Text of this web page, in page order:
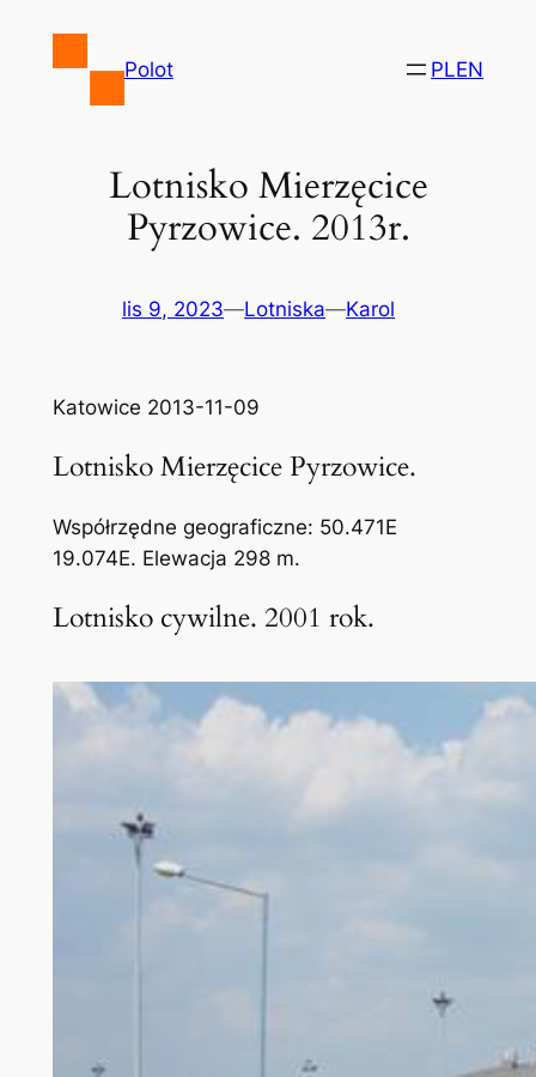
Polot PLEN
Lotnisko Mierzęcice
Pyrzowice. 2013r.
lis 9, 2023—Lotniska—Karol
Katowice 2013-11-09
Lotnisko Mierzęcice Pyrzowice.
Współrzędne geograficzne: 50.471E
19.074E. Elewacja 298 m.
Lotnisko cywilne. 2001 rok.